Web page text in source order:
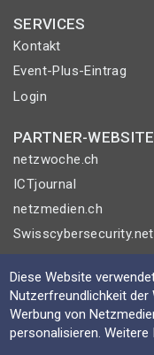
SERVICES
Kontakt
Event-Plus-Eintrag
Login
PARTNER-
netzwoche.ch
ICTjournal
netzmedien.ch
Swisscybersecurity.net
© NETZMEDIEN
Impressum
AGB
Diese Website
Nutzerfreundlichkeit der
Werbung von
personalisieren.